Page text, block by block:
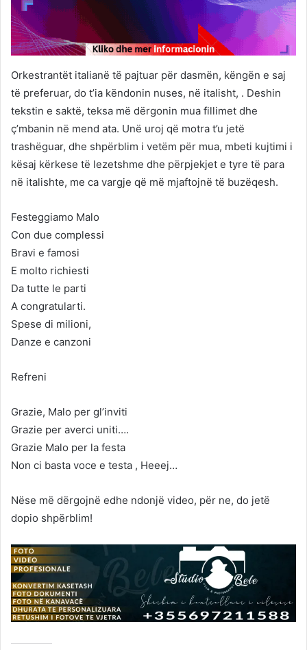
Orkestrantët italianë të pajtuar për dasmën, këngën e saj
të preferuar, do t’ia këndonin nuses, në italisht, . Deshin
tekstin e saktë, teksa më dërgonin mua fillimet dhe
ç’mbanin në mend ata. Unë uroj që motra t’u jetë
trashëguar, dhe shpërblim i vetëm për mua, mbeti kujtimi i
kësaj kërkese të lezetshme dhe përpjekjet e tyre të para
në italishte, me ca vargje që më mjaftojnë të buzëqesh.
Festeggiamo Malo
Con due complessi
Bravi e famosi
E molto richiesti
Da tutte le parti
A congratularti.
Spese di milioni,
Danze e canzoni
Refreni
Grazie, Malo per gl’inviti
Grazie per averci uniti….
Grazie Malo per la festa
Non ci basta voce e testa , Heeej…
Nëse më dërgojnë edhe ndonjë video, për ne, do jetë
dopio shpërblim!